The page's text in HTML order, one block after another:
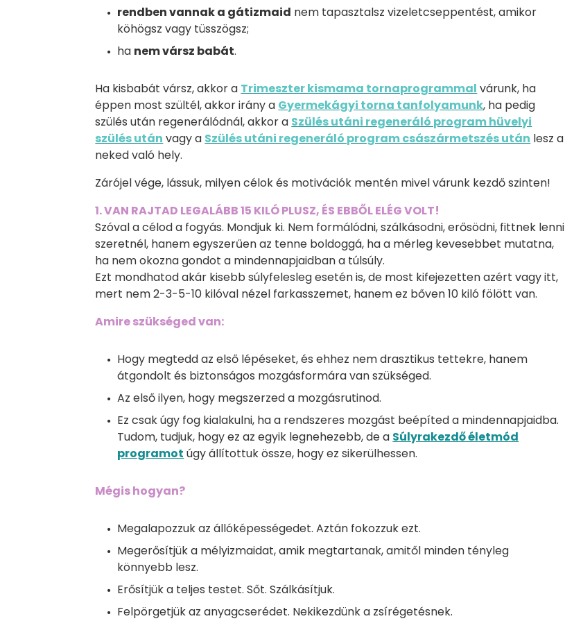
rendben vannak a gátizmaid nem tapasztalsz vizeletcseppentést, amikor
köhögsz vagy tüsszögsz;
ha nem vársz babát.
Ha kisbabát vársz, akkor a Trimeszter kismama tornaprogrammal várunk, ha
éppen most szültél, akkor irány a Gyermekágyi torna tanfolyamunk, ha pedig
szülés után regenerálódnál, akkor a Szülés utáni regeneráló program hüvelyi
szülés után vagy a Szülés utáni regeneráló program császármetszés után lesz a
neked való hely.
Zárójel vége, lássuk, milyen célok és motivációk mentén mivel várunk kezdő szinten!
1. VAN RAJTAD LEGALÁBB 15 KILÓ PLUSZ, ÉS EBBŐL ELÉG VOLT!
Szóval a célod a fogyás. Mondjuk ki. Nem formálódni, szálkásodni, erősödni, fittnek lenni
szeretnél, hanem egyszerűen az tenne boldoggá, ha a mérleg kevesebbet mutatna,
ha nem okozna gondot a mindennapjaidban a túlsúly.
Ezt mondhatod akár kisebb súlyfelesleg esetén is, de most kifejezetten azért vagy itt,
mert nem 2-3-5-10 kilóval nézel farkasszemet, hanem ez bőven 10 kiló fölött van.
Amire szükséged van:
Hogy megtedd az első lépéseket, és ehhez nem drasztikus tettekre, hanem
átgondolt és biztonságos mozgásformára van szükséged.
Az első ilyen, hogy megszerzed a mozgásrutinod.
Ez csak úgy fog kialakulni, ha a rendszeres mozgást beépíted a mindennapjaidba.
Tudom, tudjuk, hogy ez az egyik legnehezebb, de a Súlyrakezdő életmód
programot úgy állítottuk össze, hogy ez sikerülhessen.
Mégis hogyan?
Megalapozzuk az állóképességedet. Aztán fokozzuk ezt.
Megerősítjük a mélyizmaidat, amik megtartanak, amitől minden tényleg
könnyebb lesz.
Erősítjük a teljes testet. Sőt. Szálkásítjuk.
Felpörgetjük az anyagcserédet. Nekikezdünk a zsírégetésnek.